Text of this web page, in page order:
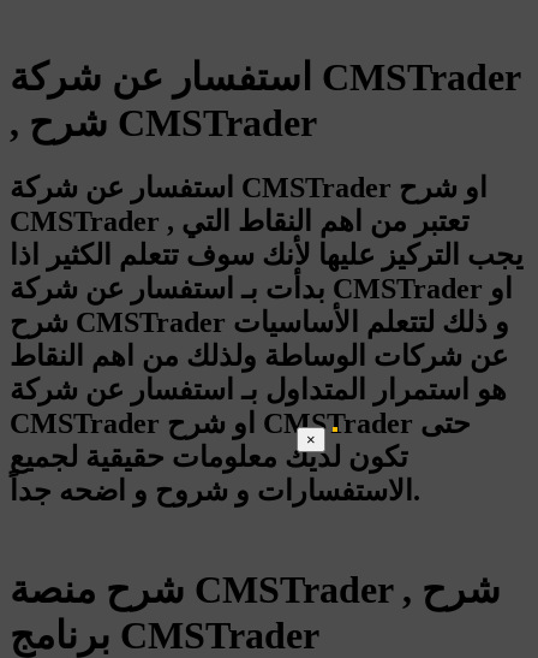
استفسار عن شركة CMSTrader
, شرح CMSTrader
استفسار عن شركة CMSTrader او شرح
CMSTrader , تعتبر من اهم النقاط التي
يجب التركيز عليها لأنك سوف تتعلم الكثير اذا
بدأت بـ استفسار عن شركة CMSTrader او
شرح CMSTrader و ذلك لتتعلم الأساسيات
عن شركات الوساطة ولذلك من اهم النقاط
هو استمرار المتداول بـ استفسار عن شركة
CMSTrader او شرح CMSTrader حتى
تكون لديك معلومات حقيقية لجميع
الاستفسارات و شروح و اضحه جداً.
شرح منصة CMSTrader , شرح
برنامج CMSTrader
×